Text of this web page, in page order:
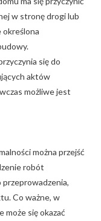
w stronę drogi lub
określona
się do
aktów
możliwe jest
można przejść
robót
Co ważne, w
się okazać